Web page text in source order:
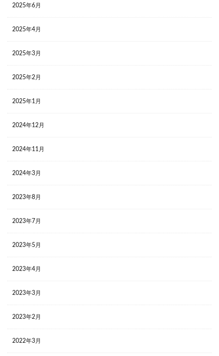
2025年6月
2025年4月
2025年3月
2025年2月
2025年1月
2024年12月
2024年11月
2024年3月
2023年8月
2023年7月
2023年5月
2023年4月
2023年3月
2023年2月
2022年3月